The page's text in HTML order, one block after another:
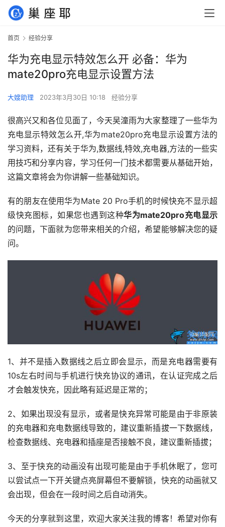
首页 经验分享
华为充电显示特效怎么开 必备：华为
mate20pro充电显示设置方法
大嫂助理 2023年3月30日 10:18 经验分享
很高兴又和各位见面了，今天吴潼雨为大家整理了一些华为
充电显示特效怎么开,华为mate20pro充电显示设置方法的
学习资料，还有关于华为,数据线,特效,充电器,方法的一些实
用技巧和分享内容，学习任何一门技术都需要从基础开始，
这篇文章将会为你讲解一些基础知识。
有的朋友在使用华为Mate 20 Pro手机的时候快充不显示超
级快充图标，如果您也遇到这种华为mate20pro充电显示
的问题，下面就为您带来相关的介绍，希望能够解决您的疑
问。
1、并不是插入数据线之后立即会显示，而是充电器需要有
10s左右时间与手机进行快充协议的通讯，在认证完成之后
才会触发快充，因此略有延迟是正常的；
2、如果出现没有显示，或者是快充异常可能是由于非原装
的充电器和充电数据线导致的，建议重新插拔一下数据线，
检查数据线、充电器和插座是否接触不良，建议重新插拔；
3、至于快充的动画没有出现可能是由于手机休眠了，您可
以尝试点一下开关键点亮屏幕但不要解锁，快充的动画就又
会出现，但会在一段时间之后自动消失。
今天的分享就到这里，欢迎大家关注我的博客！希望对你有